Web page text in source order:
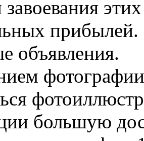
завоевания
объявления.
большую